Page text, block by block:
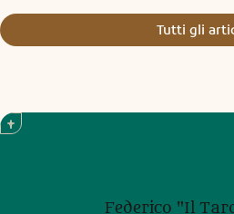
Tutti gli
Federico "Il